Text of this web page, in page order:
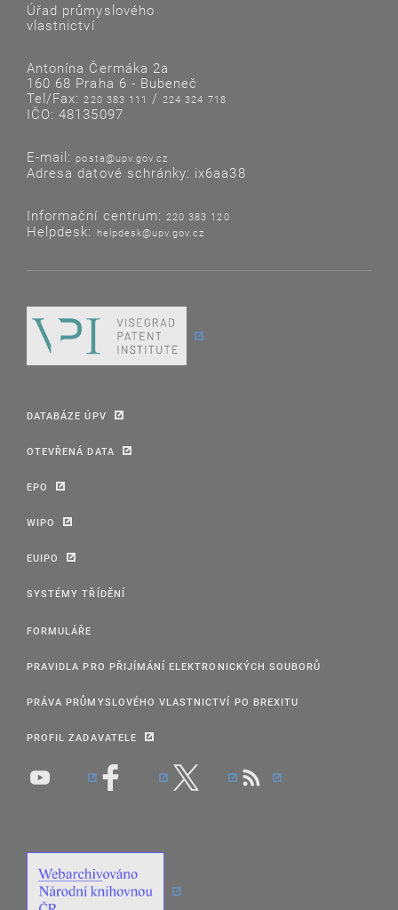
Úřad průmyslového
vlastnictví
Antonína Čermáka 2a
160 68 Praha 6 - Bubeneč
Tel/Fax:220 383 111 /224 324 718
IČO: 48135097
E-mail: posta@upv.gov.cz
Adresa datové schránky: ix6aa38
Informační centrum: 220 383 120
Helpdesk: helpdesk@upv.gov.cz
DATABÁZE ÚPV
OTEVŘENÁ DATA
EPO
WIPO
EUIPO
SYSTÉMY TŘÍDĚNÍ
FORMULÁŘE
PRAVIDLA PRO PŘIJÍMÁNÍ ELEKTRONICKÝCH SOUBORŮ
PRÁVA PRŮMYSLOVÉHO VLASTNICTVÍ PO BREXITU
PROFIL ZADAVATELE